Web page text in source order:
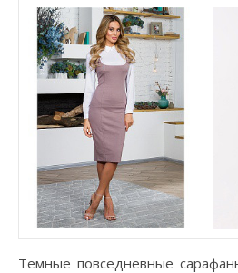
Темные повседневные